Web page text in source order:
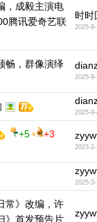
，成毅主演电
腾讯爱奇艺联
时时
2025-
畅，群像演绎
2025-9-
2025-9-
+5
+3
2023-
1
2025-3-
常》改编，许
》首发预告片